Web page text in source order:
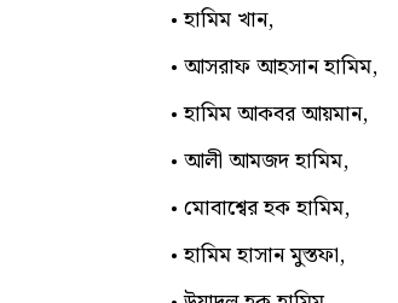
হামিম খান,
আসরাফ আহসান হামিম,
হামিম আকবর আয়মান,
আলী আমজদ হামিম,
মোবাশ্বের হক হামিম,
হামিম হাসান মুস্তফা,